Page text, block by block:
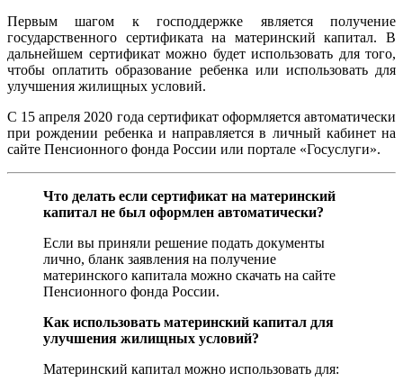
Первым шагом к господдержке является получение
государственного сертификата на материнский капитал. В
дальнейшем сертификат можно будет использовать для того,
чтобы оплатить образование ребенка или использовать для
улучшения жилищных условий.
С 15 апреля 2020 года сертификат оформляется автоматически
при рождении ребенка и направляется в личный кабинет на
сайте Пенсионного фонда России или портале «Госуслуги».
Что делать если сертификат на материнский
капитал не был оформлен автоматически?
Если вы приняли решение подать документы
лично, бланк заявления на получение
материнского капитала можно скачать на сайте
Пенсионного фонда России.
Как использовать материнский капитал для
улучшения жилищных условий?
Материнский капитал можно использовать для: